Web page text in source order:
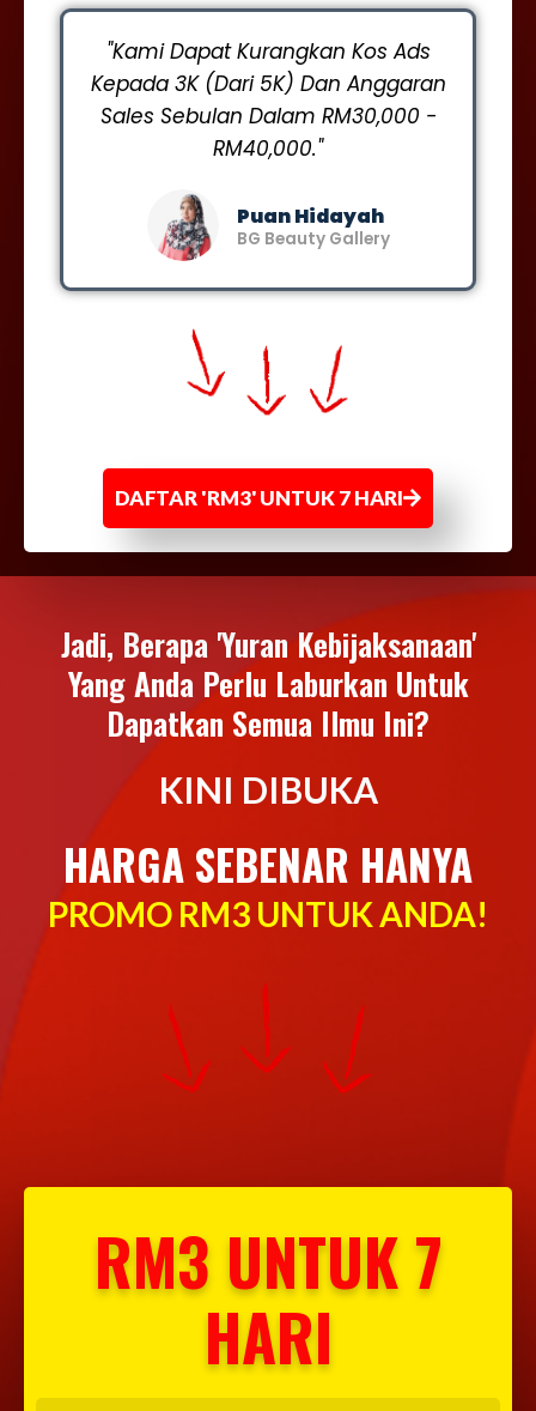
"Kami Dapat Kurangkan Kos Ads
Kepada 3K (Dari 5K) Dan Anggaran
Sales Sebulan Dalam RM30,000 -
RM40,000."
Puan Hidayah
BG Beauty Gallery
DAFTAR 'RM3' UNTUK 7 HARI
Jadi, Berapa 'Yuran Kebijaksanaan'
Yang Anda Perlu Laburkan Untuk
Dapatkan Semua Ilmu Ini?
KINI DIBUKA
HARGA SEBENAR HANYA
PROMO RM3 UNTUK ANDA!
RM3 UNTUK 7
HARI